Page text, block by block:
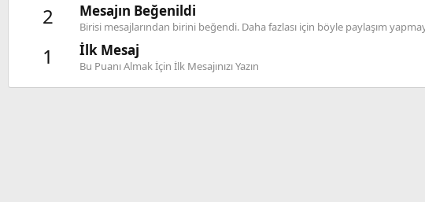
2 Mesajın Beğenildi
Birisi mesajlarından birini beğendi. Daha fazlası için böyle paylaşım
1 İlk Mesaj
Bu Puanı Almak İçin İlk Mesajınızı Yazın